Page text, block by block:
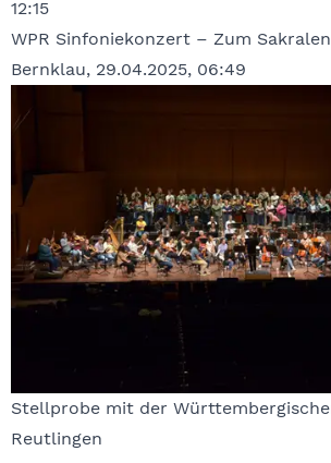
12:15
WPR Sinfoniekonzert – Zum
Bernklau, 29.04.2025, 06:49
Stellprobe mit der
Reutlingen